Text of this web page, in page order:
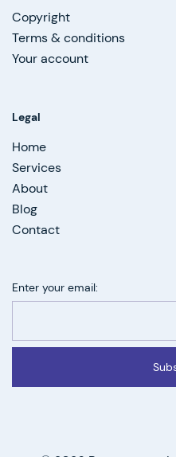
Copyright
Terms & conditions
Your account
Legal
Home
Services
About
Blog
Contact
Enter your email: